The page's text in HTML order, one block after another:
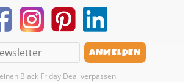
Black Friday Deal verpassen